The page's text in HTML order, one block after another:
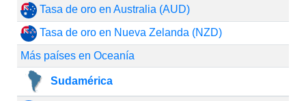
Tasa de oro en Australia (AUD)
Tasa de oro en Nueva Zelanda (NZD)
Más países en Oceanía
Sudamérica